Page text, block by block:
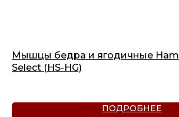
Мышцы бедра и ягодичные
Select (HS-HG)
ПОДРОБНЕЕ